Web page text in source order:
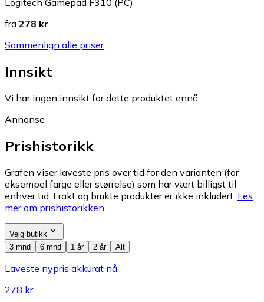
Logitech Gamepad F310 (PC)
fra 278 kr
Sammenlign alle priser
Innsikt
Vi har ingen innsikt for dette produktet ennå.
Annonse
Prishistorikk
Grafen viser laveste pris over tid for den varianten (for
eksempel farge eller størrelse) som har vært billigst til
enhver tid. Frakt og brukte produkter er ikke inkludert. Les
mer om prishistorikken.
Velg butikk
3 mnd
6 mnd 1 år 2 år Alt
Laveste nypris akkurat nå
278 kr